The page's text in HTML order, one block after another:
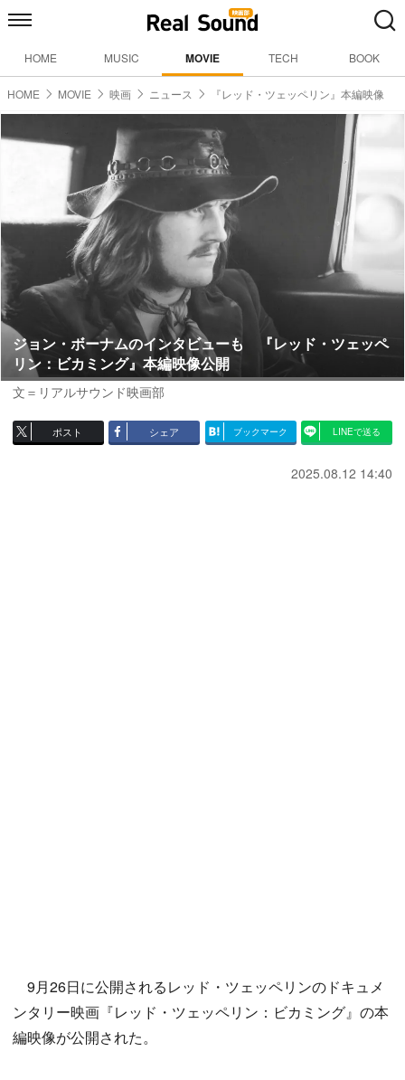
HOME MUSIC MOVIE TECH BOOK
HOME MOVIE 映画 ニュース 『レッド・ツェッペリン』本編映像
ジョン・ボーナムのインタビューも 『レッド・ツェッペ
リン：ビカミング』本編映像公開
文＝リアルサウンド映画部
ポスト シェア ブックマーク LINEで送る
2025.08.12 14:40
9月26日に公開されるレッド・ツェッペリンのドキュメ
ンタリー映画『レッド・ツェッペリン：ビカミング』の本
編映像が公開された。